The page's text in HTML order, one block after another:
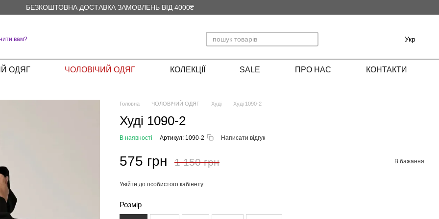
БЕЗКОШТОВНА ДОСТАВКА ЗАМОВЛЕНЬ ВІД 4000₴
вам? Укр
ОДЯГ ЧОЛОВІЧИЙ ОДЯГ КОЛЕКЦІЇ SALE ПРО НАС КОНТАКТИ
Головна ЧОЛОВІЧИЙ ОДЯГ Худі Худі 1090-2
Худі 1090-2
В наявності Артикул: 1090-2 Написати відгук
575 грн 1 150 грн В бажання
Увійти до особистого кабінету
Розмір